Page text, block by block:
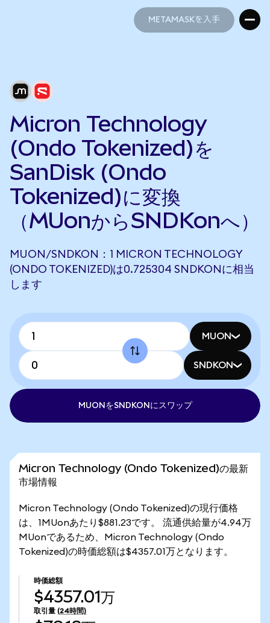
METAMASKを入手
Micron Technology
(Ondo Tokenized)を
SanDisk (Ondo
Tokenized)に変換
（MUonからSNDKonへ）
MUON/SNDKON：1 MICRON TECHNOLOGY
(ONDO TOKENIZED)は0.725304 SNDKONに相当
します
MUON
SNDKON
MUONをSNDKONにスワップ
Micron Technology (Ondo Tokenized)の最新
市場情報
Micron Technology (Ondo Tokenized)の現行価格
は、1MUonあたり$881.23です。 流通供給量が4.94万
MUonであるため、Micron Technology (Ondo
Tokenized)の時価総額は$4357.01万となります。
時価総額
$4357.01万
取引量 (24時間)